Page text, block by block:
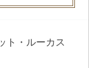
ト・ルーカス